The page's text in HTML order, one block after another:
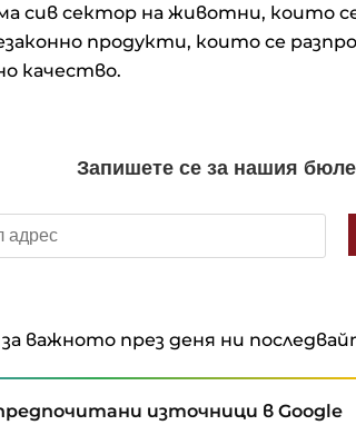
сив сектор на животни, които
продукти, които се
качество.
за важното през деня ни
източници в Google